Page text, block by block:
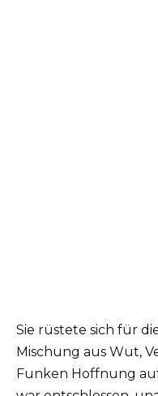
Sie rüstete sich für
Mischung aus Wut,
Funken Hoffnung